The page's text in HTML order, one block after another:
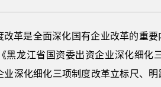
改革是全面深化国有企业改革的重
黑龙江省国资委出资企业深化细
深化细化三项制度改革立标尺、